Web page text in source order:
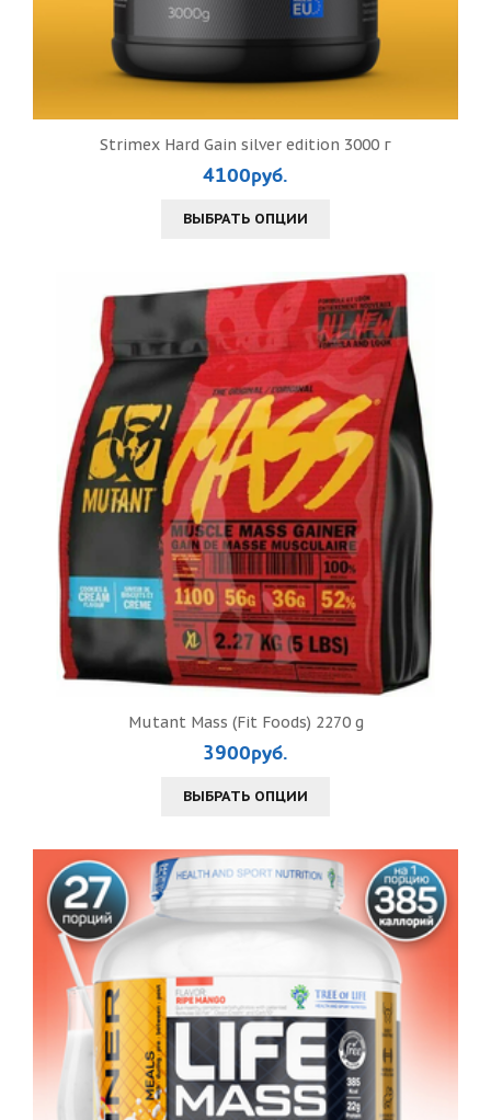
Strimex Hard Gain silver edition 3000 г
4100руб.
ВЫБРАТЬ ОПЦИИ
Mutant Mass (Fit Foods) 2270 g
3900руб.
ВЫБРАТЬ ОПЦИИ